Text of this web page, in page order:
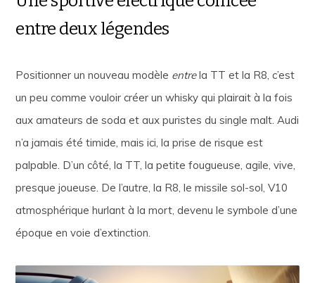
entre deux légendes
Positionner un nouveau modèle entrela TT et la R8, c’est
un peu comme vouloir créer un whisky qui plairait à la fois
aux amateurs de soda et aux puristes du single malt. Audi
n’a jamais été timide, mais ici, la prise de risque est
palpable. D’un côté, la TT, la petite fougueuse, agile, vive,
presque joueuse. De l’autre, la R8, le missile sol-sol, V10
atmosphérique hurlant à la mort, devenu le symbole d’une
époque en voie d’extinction.